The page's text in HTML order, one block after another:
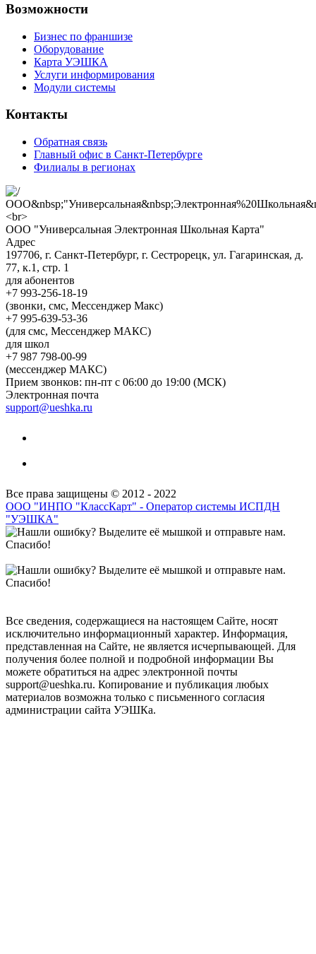
Возможности
Бизнес по франшизе
Оборудование
Карта УЭШКА
Услуги информирования
Модули системы
Контакты
Обратная связь
Главный офис в Санкт-Петербурге
Филиалы в регионах
ООО "Универсальная Электронная Школьная Карта"
Адрес
197706, г. Санкт-Петербург, г. Сестрорецк, ул. Гагаринская, д.
77, к.1, стр. 1
для абонентов
+7 993-256-18-19
(звонки, смс, Мессенджер Макс)
+7 995-639-53-36
(для смс, Мессенджер МАКС)
для школ
+7 987 798-00-99
(мессенджер МАКС)
Прием звонков: пн-пт с 06:00 до 19:00 (МСК)
Электронная почта
support@ueshka.ru
Все права защищены © 2012 - 2022
ООО "ИНПО "КлассКарт" - Оператор системы ИСПДН
"УЭШКА"
Все сведения, содержащиеся на настоящем Сайте, носят
исключительно информационный характер. Информация,
представленная на Сайте, не является исчерпывающей. Для
получения более полной и подробной информации Вы
можете обратиться на адрес электронной почты
support@ueshka.ru. Копирование и публикация любых
материалов возможна только с письменного согласия
администрации сайта УЭШКа.